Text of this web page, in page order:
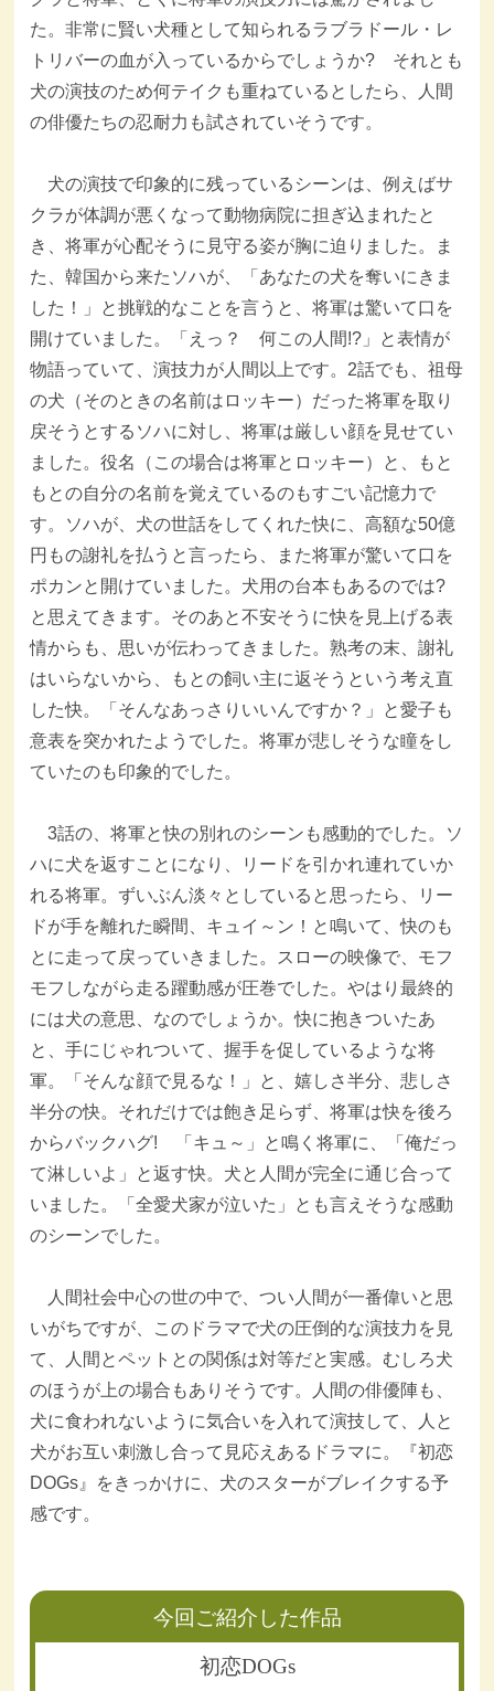
た。非常に賢い犬種として知られるラブラドール・レ
トリバーの血が入っているからでしょうか? それとも
犬の演技のため何テイクも重ねているとしたら、人間
の俳優たちの忍耐力も試されていそうです。
犬の演技で印象的に残っているシーンは、例えばサ
クラが体調が悪くなって動物病院に担ぎ込まれたと
き、将軍が心配そうに見守る姿が胸に迫りました。ま
た、韓国から来たソハが、「あなたの犬を奪いにきま
した！」と挑戦的なことを言うと、将軍は驚いて口を
開けていました。「えっ？ 何この人間!?」と表情が
物語っていて、演技力が人間以上です。2話でも、祖母
の犬（そのときの名前はロッキー）だった将軍を取り
戻そうとするソハに対し、将軍は厳しい顔を見せてい
ました。役名（この場合は将軍とロッキー）と、もと
もとの自分の名前を覚えているのもすごい記憶力で
す。ソハが、犬の世話をしてくれた快に、高額な50億
円もの謝礼を払うと言ったら、また将軍が驚いて口を
ポカンと開けていました。犬用の台本もあるのでは?
と思えてきます。そのあと不安そうに快を見上げる表
情からも、思いが伝わってきました。熟考の末、謝礼
はいらないから、もとの飼い主に返そうという考え直
した快。「そんなあっさりいいんですか？」と愛子も
意表を突かれたようでした。将軍が悲しそうな瞳をし
ていたのも印象的でした。
3話の、将軍と快の別れのシーンも感動的でした。ソ
ハに犬を返すことになり、リードを引かれ連れていか
れる将軍。ずいぶん淡々としていると思ったら、リー
ドが手を離れた瞬間、キュイ～ン！と鳴いて、快のも
とに走って戻っていきました。スローの映像で、モフ
モフしながら走る躍動感が圧巻でした。やはり最終的
には犬の意思、なのでしょうか。快に抱きついたあ
と、手にじゃれついて、握手を促しているような将
軍。「そんな顔で見るな！」と、嬉しさ半分、悲しさ
半分の快。それだけでは飽き足らず、将軍は快を後ろ
からバックハグ! 「キュ～」と鳴く将軍に、「俺だっ
て淋しいよ」と返す快。犬と人間が完全に通じ合って
いました。「全愛犬家が泣いた」とも言えそうな感動
のシーンでした。
人間社会中心の世の中で、つい人間が一番偉いと思
いがちですが、このドラマで犬の圧倒的な演技力を見
て、人間とペットとの関係は対等だと実感。むしろ犬
のほうが上の場合もありそうです。人間の俳優陣も、
犬に食われないように気合いを入れて演技して、人と
犬がお互い刺激し合って見応えあるドラマに。『初恋
DOGs』をきっかけに、犬のスターがブレイクする予
感です。
今回ご紹介した作品
初恋DOGs